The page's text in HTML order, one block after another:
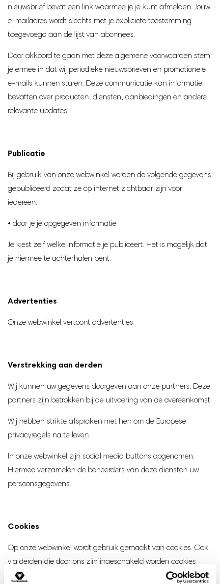
nieuwsbrief bevat een link waarmee je je kunt afmelden. Jouw
e-mailadres wordt slechts met je expliciete toestemming
toegevoegd aan de lijst van abonnees.
Door akkoord te gaan met deze algemene voorwaarden stem
je ermee in dat wij periodieke nieuwsbrieven en promotionele
e-mails kunnen sturen. Deze communicatie kan informatie
bevatten over producten, diensten, aanbiedingen en andere
relevante updates.
Publicatie
Bij gebruik van onze webwinkel worden de volgende gegevens
gepubliceerd zodat ze op internet zichtbaar zijn voor
iedereen:
• door je je opgegeven informatie
Je kiest zelf welke informatie je publiceert. Het is mogelijk dat
je hiermee te achterhalen bent.
Advertenties
Onze webwinkel vertoont advertenties.
Verstrekking aan derden
Wij kunnen uw gegevens doorgeven aan onze partners. Deze
partners zijn betrokken bij de uitvoering van de overeenkomst.
Wij hebben strikte afspraken met hen om de Europese
privacyregels na te leven.
In onze webwinkel zijn social media buttons opgenomen.
Hiermee verzamelen de beheerders van deze diensten uw
persoonsgegevens.
Cookies
Op onze webwinkel wordt gebruik gemaakt van cookies. Ook
via derden die door ons zijn ingeschakeld worden cookies
geplaatst.